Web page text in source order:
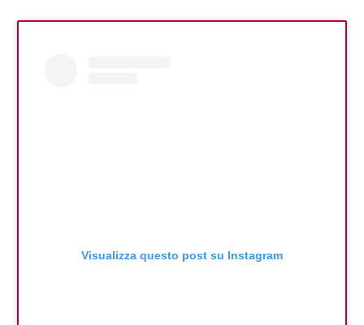
Visualizza questo post su Instagram